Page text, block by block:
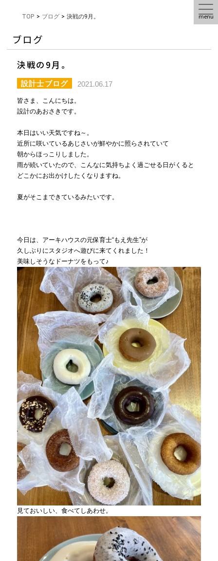
menu
TOP > ブログ > 決戦の9月。
ブログ
決戦の9月。
設計士ブログ 2021.06.17
皆さま、こんにちは。
設計のあおさきです。
本日はいい天気ですね～。
近所に咲いているあじさいが鮮やかに照らされていて
朝からほっこりしました。
雨が続いていたので、こんなに気持ちよく過ごせる日がくると
どこかにお出かけしたくなりますね。
夏がそこまできているみたいです。
今日は、アーキハウスの元保育士“もえ先生”が
久しぶりにスタジオへ遊びに来てくれました！
美味しそうなドーナツをもって♪
見ておいしい、食べてしあわせ。